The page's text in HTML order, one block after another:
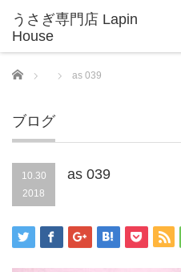
Home as 039
ブログ
10.30
2018
as 039